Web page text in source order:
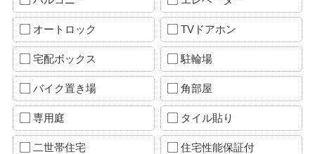
オートロック TVドアホン
宅配ボックス 駐輪場
バイク置き場 角部屋
専用庭 タイル貼り
二世帯住宅 住宅性能保証付